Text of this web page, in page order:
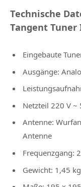
Technische
Tangent Tuner
Eingebaute
Ausgänge:
Netzteil 220 V ~
Antenne:
Antenne
Frequenzgang:
Gewicht: 1,45 kg